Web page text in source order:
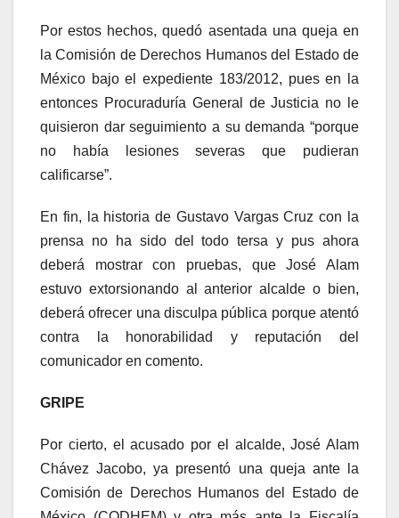
Por estos hechos, quedó asentada una queja en
la Comisión de Derechos Humanos del Estado de
México bajo el expediente 183/2012, pues en la
entonces Procuraduría General de Justicia no le
quisieron dar seguimiento a su demanda “porque
no había lesiones severas que pudieran
calificarse”.
En fin, la historia de Gustavo Vargas Cruz con la
prensa no ha sido del todo tersa y pus ahora
deberá mostrar con pruebas, que José Alam
estuvo extorsionando al anterior alcalde o bien,
deberá ofrecer una disculpa pública porque atentó
contra la honorabilidad y reputación del
comunicador en comento.
GRIPE
Por cierto, el acusado por el alcalde, José Alam
Chávez Jacobo, ya presentó una queja ante la
Comisión de Derechos Humanos del Estado de